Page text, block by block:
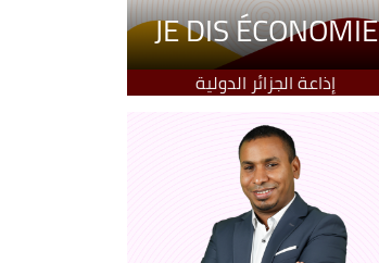
JE DIS ÉCONOMIE
إذاعة الجزائر الدولية